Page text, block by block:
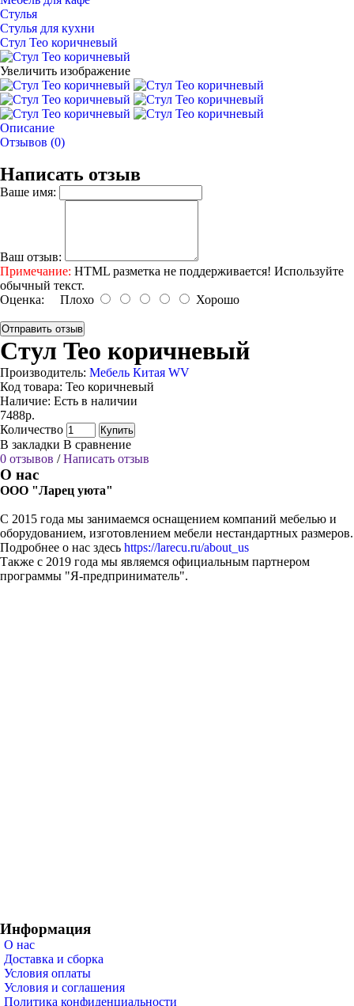
Стулья
Стулья для кухни
Стул Teo коричневый
Увеличить изображение
Описание
Отзывов (0)
Написать отзыв
Ваше имя:
Ваш отзыв:
Примечание: HTML разметка не поддерживается! Используйте
обычный текст.
Оценка: Плохо Хорошо
Отправить отзыв
Стул Teo коричневый
Производитель: Мебель Китая WV
Код товара: Teo коричневый
Наличие: Есть в наличии
7488р.
Количество
Купить
В закладки В сравнение
0 отзывов /Написать отзыв
О нас
ООО "Ларец уюта"
С 2015 года мы занимаемся оснащением компаний мебелью и
оборудованием, изготовлением мебели нестандартных размеров.
Подробнее о нас здесь https://larecu.ru/about_us
Также с 2019 года мы являемся официальным партнером
программы "Я-предприниматель".
Информация
О нас
Доставка и сборка
Условия оплаты
Условия и соглашения
Политика конфиденциальности